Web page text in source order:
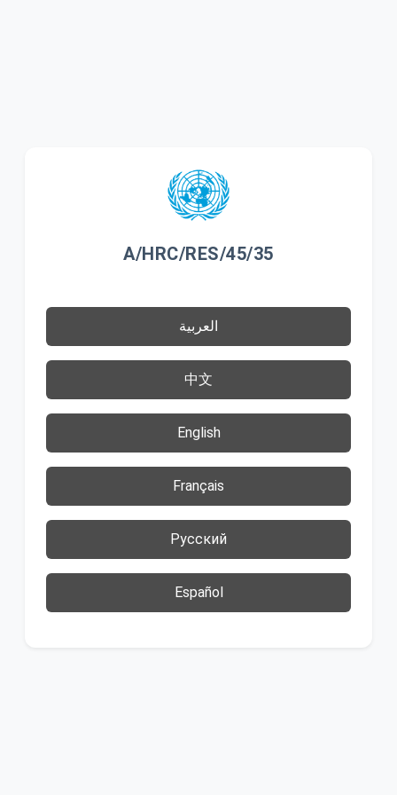
A/HRC/RES/45/35
العربية
中文
English
Français
Русский
Español